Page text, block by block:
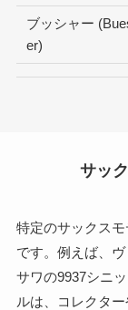
ブッシャー
er)
サッ
特定のサックス
です。例えば、
サワの9937シニ
ルは、コレクタ